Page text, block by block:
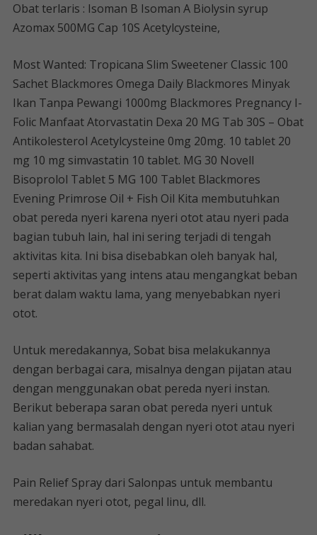
Obat terlaris : Isoman B Isoman A Biolysin syrup
Azomax 500MG Cap 10S Acetylcysteine,
Most Wanted: Tropicana Slim Sweetener Classic 100
Sachet Blackmores Omega Daily Blackmores Minyak
Ikan Tanpa Pewangi 1000mg Blackmores Pregnancy I-
Folic Manfaat Atorvastatin Dexa 20 MG Tab 30S – Obat
Antikolesterol Acetylcysteine ​​​​0mg 20mg. 10 tablet 20
mg 10 mg simvastatin 10 tablet. MG 30 Novell
Bisoprolol Tablet 5 MG 100 Tablet Blackmores
Evening Primrose Oil + Fish Oil Kita membutuhkan
obat pereda nyeri karena nyeri otot atau nyeri pada
bagian tubuh lain, hal ini sering terjadi di tengah
aktivitas kita. Ini bisa disebabkan oleh banyak hal,
seperti aktivitas yang intens atau mengangkat beban
berat dalam waktu lama, yang menyebabkan nyeri
otot.
Untuk meredakannya, Sobat bisa melakukannya
dengan berbagai cara, misalnya dengan pijatan atau
dengan menggunakan obat pereda nyeri instan.
Berikut beberapa saran obat pereda nyeri untuk
kalian yang bermasalah dengan nyeri otot atau nyeri
badan sahabat.
Pain Relief Spray dari Salonpas untuk membantu
meredakan nyeri otot, pegal linu, dll.